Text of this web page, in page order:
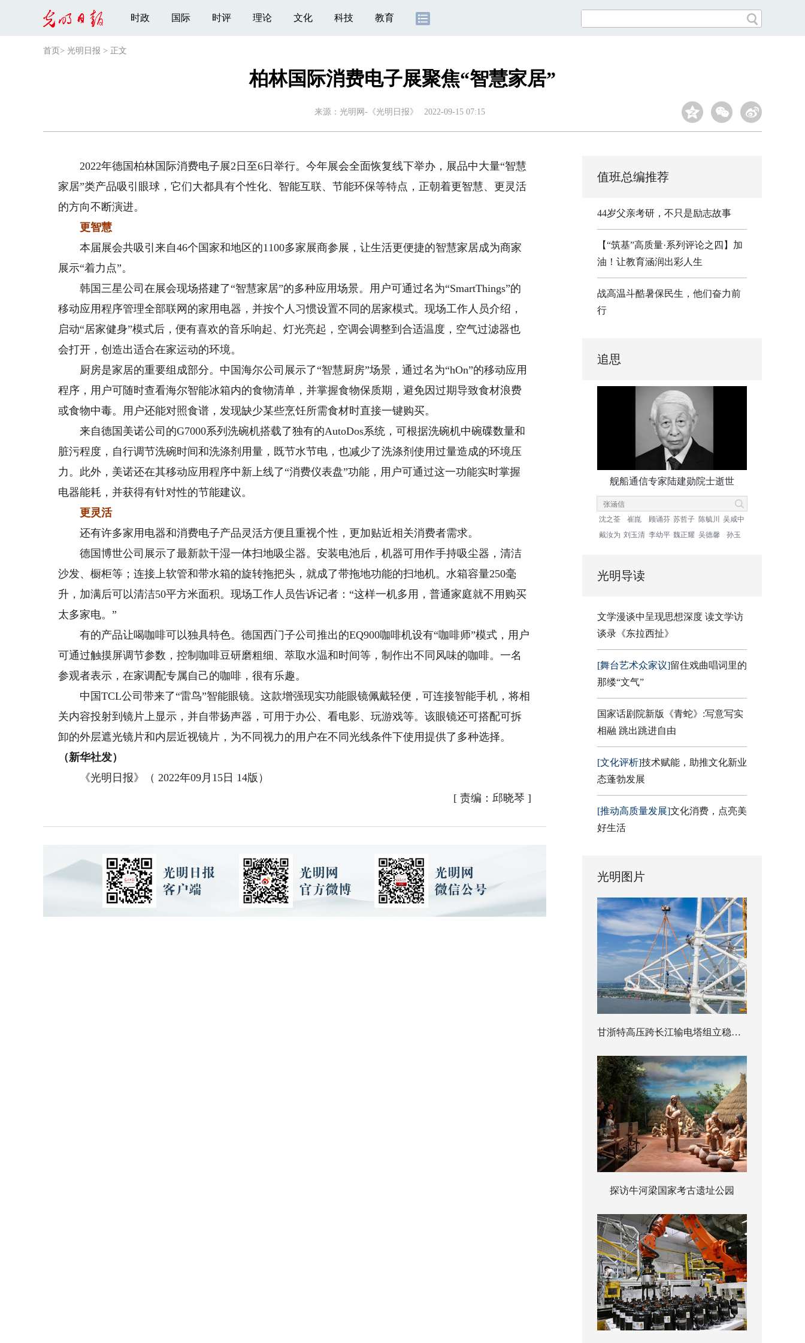
时政 国际 时评 理论 文化 科技 教育
首页 > 光明日报 > 正文
柏林国际消费电子展聚焦“智慧家居”
来源： 光明网-《光明日报》 2022-09-15 07:15
2022年德国柏林国际消费电子展2日至6日举行。今年展会全面恢复线下举办，展品中大量“智慧
家居”类产品吸引眼球，它们大都具有个性化、智能互联、节能环保等特点，正朝着更智慧、更灵活
的方向不断演进。
更智慧
本届展会共吸引来自46个国家和地区的1100多家展商参展，让生活更便捷的智慧家居成为商家
展示“着力点”。
韩国三星公司在展会现场搭建了“智慧家居”的多种应用场景。用户可通过名为“SmartThings”的
移动应用程序管理全部联网的家用电器，并按个人习惯设置不同的居家模式。现场工作人员介绍，
启动“居家健身”模式后，便有喜欢的音乐响起、灯光亮起，空调会调整到合适温度，空气过滤器也
会打开，创造出适合在家运动的环境。
厨房是家居的重要组成部分。中国海尔公司展示了“智慧厨房”场景，通过名为“hOn”的移动应用
程序，用户可随时查看海尔智能冰箱内的食物清单，并掌握食物保质期，避免因过期导致食材浪费
或食物中毒。用户还能对照食谱，发现缺少某些烹饪所需食材时直接一键购买。
来自德国美诺公司的G7000系列洗碗机搭载了独有的AutoDos系统，可根据洗碗机中碗碟数量和
脏污程度，自行调节洗碗时间和洗涤剂用量，既节水节电，也减少了洗涤剂使用过量造成的环境压
力。此外，美诺还在其移动应用程序中新上线了“消费仪表盘”功能，用户可通过这一功能实时掌握
电器能耗，并获得有针对性的节能建议。
更灵活
还有许多家用电器和消费电子产品灵活方便且重视个性，更加贴近相关消费者需求。
德国博世公司展示了最新款干湿一体扫地吸尘器。安装电池后，机器可用作手持吸尘器，清洁
沙发、橱柜等；连接上软管和带水箱的旋转拖把头，就成了带拖地功能的扫地机。水箱容量250毫
升，加满后可以清洁50平方米面积。现场工作人员告诉记者：“这样一机多用，普通家庭就不用购买
太多家电。”
有的产品让喝咖啡可以独具特色。德国西门子公司推出的EQ900咖啡机设有“咖啡师”模式，用户
可通过触摸屏调节参数，控制咖啡豆研磨粗细、萃取水温和时间等，制作出不同风味的咖啡。一名
参观者表示，在家调配专属自己的咖啡，很有乐趣。
中国TCL公司带来了“雷鸟”智能眼镜。这款增强现实功能眼镜佩戴轻便，可连接智能手机，将相
关内容投射到镜片上显示，并自带扬声器，可用于办公、看电影、玩游戏等。该眼镜还可搭配可拆
卸的外层遮光镜片和内层近视镜片，为不同视力的用户在不同光线条件下使用提供了多种选择。
（新华社发）
《光明日报》（ 2022年09月15日 14版）
[ 责编：邱晓琴 ]
值班总编推荐
44岁父亲考研，不只是励志故事
【“筑基”高质量·系列评论之四】加
油！让教育涵润出彩人生
战高温斗酷暑保民生，他们奋力前
行
追思
舰船通信专家陆建勋院士逝世
沈之荃 崔崑 顾诵芬 苏哲子 陈毓川
吴咸中
戴汝为 刘玉清 李幼平 魏正耀 吴德馨 孙玉
光明导读
文学漫谈中呈现思想深度 读文学访
谈录《东拉西扯》
[舞台艺术众家议]留住戏曲唱词里的
那缕“文气”
国家话剧院新版《青蛇》:写意写实
相融 跳出跳进自由
[文化评析]技术赋能，助推文化新业
态蓬勃发展
[推动高质量发展]文化消费，点亮美
好生活
光明图片
甘浙特高压跨长江输电塔组立稳步推进
探访牛河梁国家考古遗址公园